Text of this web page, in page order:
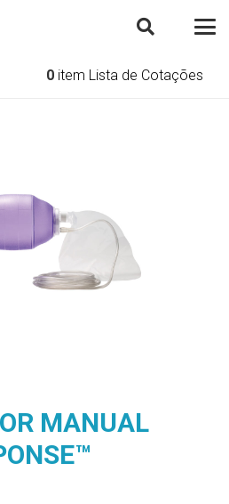
0 item Lista de Cotações
MANUAL